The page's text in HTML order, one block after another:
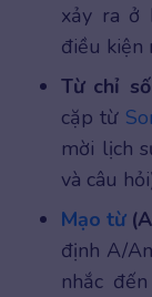
xảy ra ở
điều kiện
Từ chỉ
cặp từ
mời lịch
và câu
Mạo từ
định A/
nhắc